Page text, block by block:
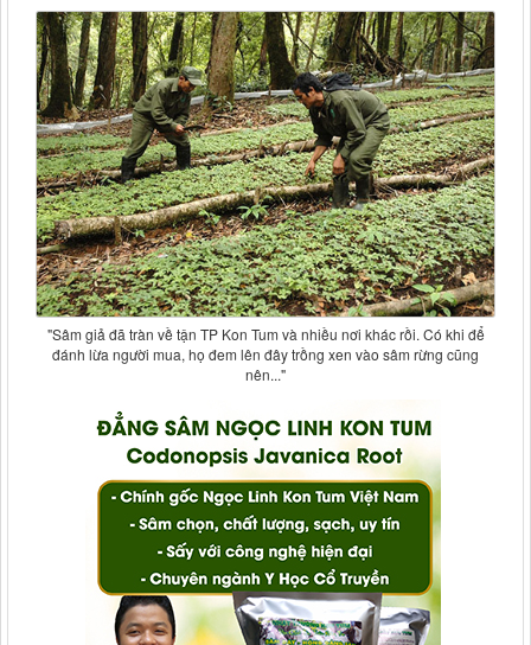
"Sâm giả đã tràn về tận TP Kon Tum và nhiều nơi khác rồi. Có khi để
đánh lừa người mua, họ đem lên đây trồng xen vào sâm rừng cũng
nên..."